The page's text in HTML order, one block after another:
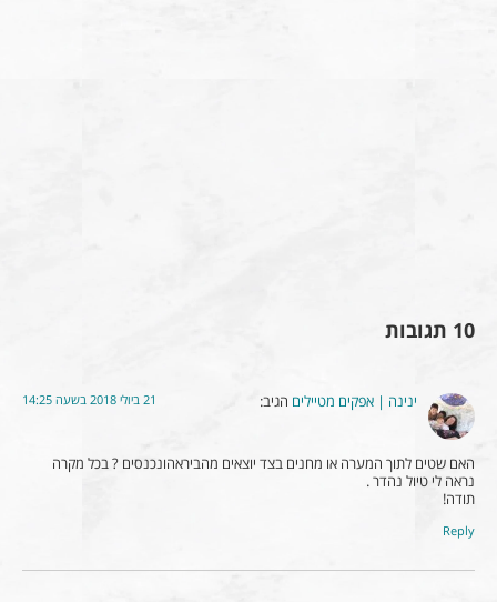
10 תגובות
ינינה | אפקים מטיילים הגיב:
האם שטים לתוך המערה או מחנים בצד יוצאים מהביראהונכנסים ? בכל מקרה
נראה לי טיול נהדר .
תודה!
Reply